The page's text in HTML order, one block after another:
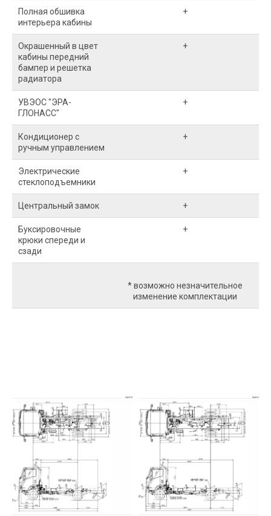
Полная обшивка
интерьера кабины
+
Окрашенный в цвет
кабины передний
бампер и решетка
радиатора
+
УВЭОС "ЭРА-
ГЛОНАСС"
+
Кондиционер с
ручным управлением
+
Электрические
стеклоподъемники
+
Центральный замок +
Буксировочные
крюки спереди и
сзади
+
* возможно незначительное
изменение комплектации